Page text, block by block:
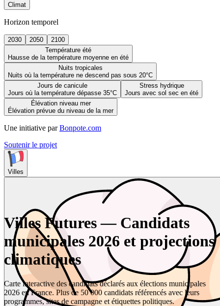
Climat
Horizon temporel
2030 2050
2100
Température été
Hausse de la température moyenne en été
Nuits tropicales
Nuits où la température ne descend pas sous 20°C
Jours de canicule
Jours où la température dépasse 35°C
Stress hydrique
Jours avec sol sec en été
Élévation niveau mer
Élévation prévue du niveau de la mer
Une initiative par Bonpote.com
Soutenir le projet
Villes
Villes Futures — Candidats
municipales 2026 et projections
climatiques
Carte interactive des candidats déclarés aux élections municipales
2026 en France. Plus de 50 000 candidats référencés avec leurs
programmes, sites de campagne et étiquettes politiques.